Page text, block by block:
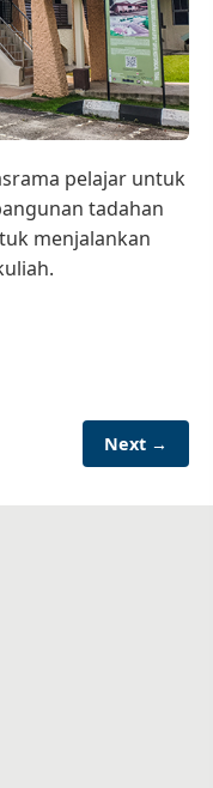
pelajar untuk
tadahan
menjalankan
Next →